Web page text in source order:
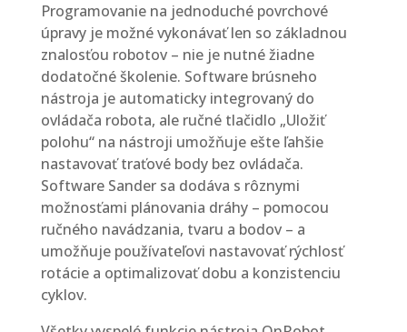
Programovanie na jednoduché povrchové
úpravy je možné vykonávať len so základnou
znalosťou robotov – nie je nutné žiadne
dodatočné školenie. Software brúsneho
nástroja je automaticky integrovaný do
ovládača robota, ale ručné tlačidlo „Uložiť
polohu“ na nástroji umožňuje ešte ľahšie
nastavovať traťové body bez ovládača.
Software Sander sa dodáva s rôznymi
možnosťami plánovania dráhy – pomocou
ručného navádzania, tvaru a bodov – a
umožňuje používateľovi nastavovať rýchlosť
rotácie a optimalizovať dobu a konzistenciu
cyklov.